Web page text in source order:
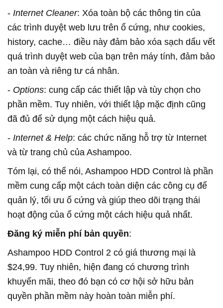
- Internet Cleaner: Xóa toàn bộ các thông tin của
các trình duyệt web lưu trên ổ cứng, như cookies,
history, cache… điều này đảm bảo xóa sạch dấu vết
quá trình duyệt web của bạn trên máy tính, đảm bảo
an toàn và riêng tư cá nhân.
- Options: cung cấp các thiết lập và tùy chọn cho
phần mềm. Tuy nhiên, với thiết lập mặc định cũng
đã đủ để sử dụng một cách hiệu quả.
- Internet & Help: các chức năng hỗ trợ từ Internet
và từ trang chủ của Ashampoo.
Tóm lại, có thể nói, Ashampoo HDD Control là phần
mềm cung cấp một cách toàn diện các công cụ để
quản lý, tối ưu ổ cứng và giúp theo dõi trạng thái
hoạt động của ổ cứng một cách hiệu quả nhất.
Đăng ký miễn phí bản quyền:
Ashampoo HDD Control 2 có giá thương mại là
$24,99. Tuy nhiên, hiện đang có chương trình
khuyến mãi, theo đó bạn có cơ hội sở hữu bản
quyền phần mềm này hoàn toàn miễn phí.